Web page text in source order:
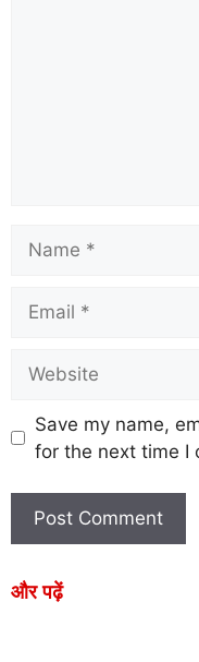
Save my name,
for the next time I
और पढ़ें